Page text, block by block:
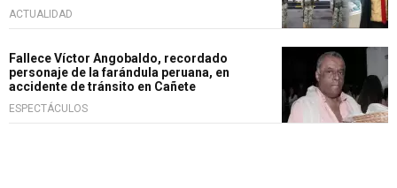
ACTUALIDAD
Fallece Víctor Angobaldo, recordado
personaje de la farándula peruana, en
accidente de tránsito en Cañete
ESPECTÁCULOS